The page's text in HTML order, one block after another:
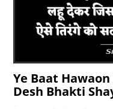
Ye Baat
Desh Bhakti